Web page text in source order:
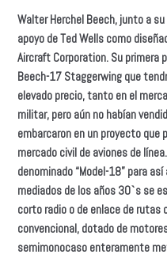
Walter Herchel Beech, junto a
apoyo de Ted Wells como
Aircraft Corporation. Su primera
Beech-17 Staggerwing que
elevado precio, tanto en el
militar, pero aún no habían
embarcaron en un proyecto
mercado civil de aviones de
denominado “Model-18” para
mediados de los años 30`s se
corto radio o de enlace de rutas
convencional, dotado de
semimonocaso enteramente